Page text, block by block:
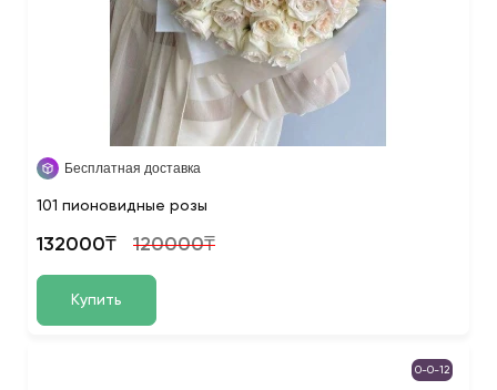
Бесплатная доставка
101 пионовидные розы
132000₸ 120000₸
Купить
0-0-12